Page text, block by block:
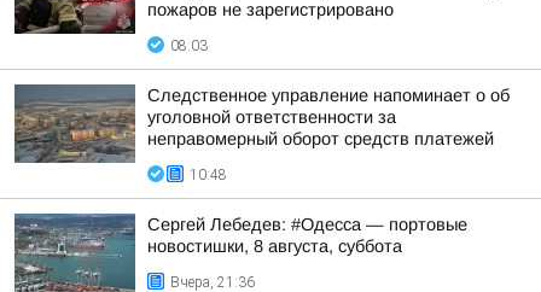
пожаров не зарегистрировано
08:03
Следственное управление напоминает о об
уголовной ответственности за
неправомерный оборот средств платежей
10:48
Сергей Лебедев: #Одесса — портовые
новостишки, 8 августа, суббота
Вчера, 21:36